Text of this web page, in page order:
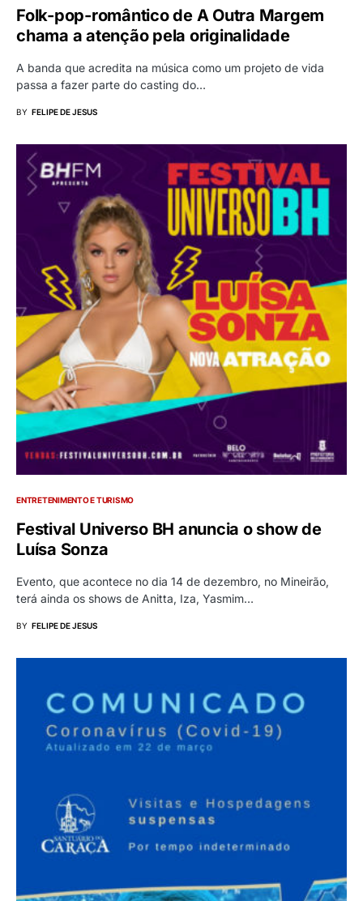
Folk-pop-romântico de A Outra Margem
chama a atenção pela originalidade
A banda que acredita na música como um projeto de vida
passa a fazer parte do casting do…
BY FELIPE DE JESUS
ENTRETENIMENTO E TURISMO
Festival Universo BH anuncia o show de
Luísa Sonza
Evento, que acontece no dia 14 de dezembro, no Mineirão,
terá ainda os shows de Anitta, Iza, Yasmim…
BY FELIPE DE JESUS